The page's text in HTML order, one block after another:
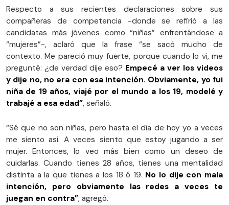
Respecto a sus recientes declaraciones sobre sus
compañeras de competencia -donde se refirió a las
candidatas más jóvenes como “niñas” enfrentándose a
“mujeres”-, aclaró que la frase “se sacó mucho de
contexto. Me pareció muy fuerte, porque cuando lo vi, me
pregunté: ¿de verdad dije eso? Empecé a ver los videos
y dije no, no era con esa intención. Obviamente, yo fui
niña de 19 años, viajé por el mundo a los 19, modelé y
trabajé a esa edad”, señaló.
“Sé que no son niñas, pero hasta el día de hoy yo a veces
me siento así. A veces siento que estoy jugando a ser
mujer. Entonces, lo veo más bien como un deseo de
cuidarlas. Cuando tienes 28 años, tienes una mentalidad
distinta a la que tienes a los 18 ó 19. No lo dije con mala
intención, pero obviamente las redes a veces te
juegan en contra”, agregó.